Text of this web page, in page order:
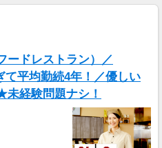
ードレストラン）／
て平均勤続4年！／優しい
経験問題ナシ！